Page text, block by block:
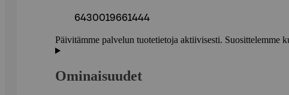
6430019661444
Päivitämme palvelun tuotetietoja aktiivisesti. Suosittelemme
Ominaisuudet